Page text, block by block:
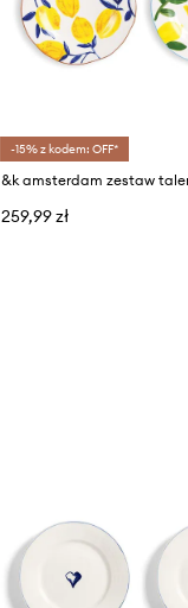
-15% z kodem: OFF*
259,99 zł